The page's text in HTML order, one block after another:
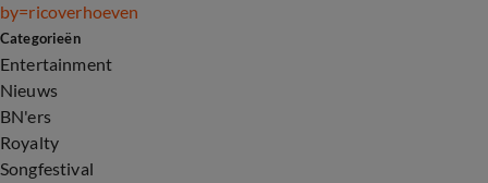
by=ricoverhoeven
Categorieën
Entertainment
Nieuws
BN'ers
Royalty
Songfestival